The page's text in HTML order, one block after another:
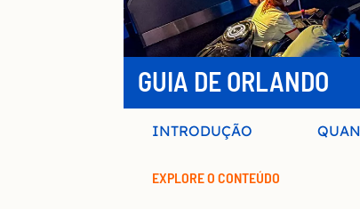
GUIA DE ORLANDO
INTRODUÇÃO
EXPLORE O CONTEÚDO